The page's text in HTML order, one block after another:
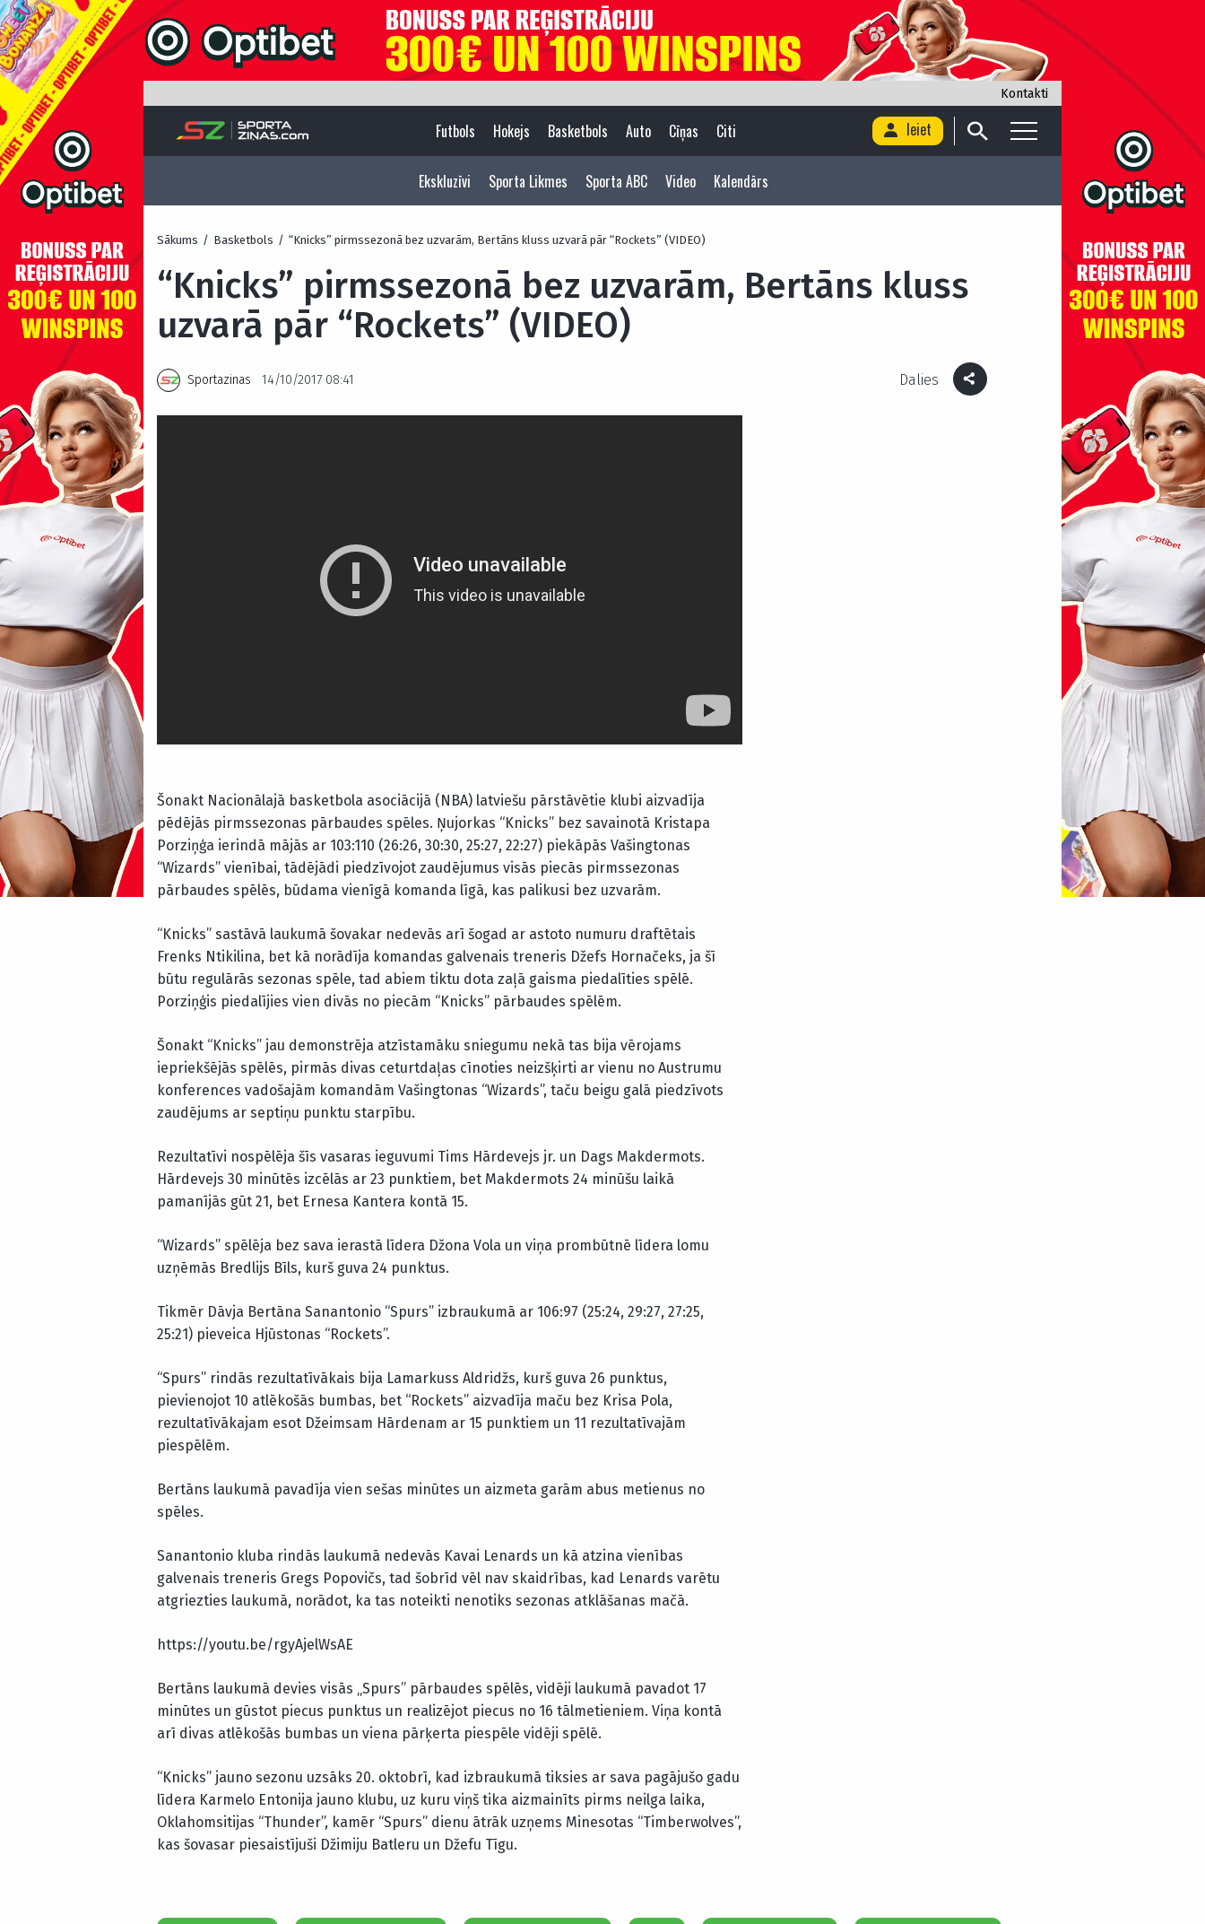
Kontakti
Futbols Hokejs Basketbols Auto Cīņas Citi Ieiet
Ekskluzīvi Sporta Likmes Sporta ABC Video Kalendārs
Sākums / Basketbols / “Knicks” pirmssezonā bez uzvarām, Bertāns kluss uzvarā pār “Rockets” (VIDEO)
“Knicks” pirmssezonā bez uzvarām, Bertāns kluss
uzvarā pār “Rockets” (VIDEO)
Sportazinas 14/10/2017 08:41 Dalies
Šonakt Nacionālajā basketbola asociācijā (NBA) latviešu pārstāvētie klubi aizvadīja
pēdējās pirmssezonas pārbaudes spēles. Ņujorkas “Knicks” bez savainotā Kristapa
Porziņģa ierindā mājās ar 103:110 (26:26, 30:30, 25:27, 22:27) piekāpās Vašingtonas
“Wizards” vienībai, tādējādi piedzīvojot zaudējumus visās piecās pirmssezonas
pārbaudes spēlēs, būdama vienīgā komanda līgā, kas palikusi bez uzvarām.
“Knicks” sastāvā laukumā šovakar nedevās arī šogad ar astoto numuru draftētais
Frenks Ntikilina, bet kā norādīja komandas galvenais treneris Džefs Hornačeks, ja šī
būtu regulārās sezonas spēle, tad abiem tiktu dota zaļā gaisma piedalīties spēlē.
Porziņģis piedalījies vien divās no piecām “Knicks” pārbaudes spēlēm.
Šonakt “Knicks” jau demonstrēja atzīstamāku sniegumu nekā tas bija vērojams
iepriekšējās spēlēs, pirmās divas ceturtdaļas cīnoties neizšķirti ar vienu no Austrumu
konferences vadošajām komandām Vašingtonas “Wizards”, taču beigu galā piedzīvots
zaudējums ar septiņu punktu starpību.
Rezultatīvi nospēlēja šīs vasaras ieguvumi Tims Hārdevejs jr. un Dags Makdermots.
Hārdevejs 30 minūtēs izcēlās ar 23 punktiem, bet Makdermots 24 minūšu laikā
pamanījās gūt 21, bet Ernesa Kantera kontā 15.
“Wizards” spēlēja bez sava ierastā līdera Džona Vola un viņa prombūtnē līdera lomu
uzņēmās Bredlijs Bīls, kurš guva 24 punktus.
Tikmēr Dāvja Bertāna Sanantonio “Spurs” izbraukumā ar 106:97 (25:24, 29:27, 27:25,
25:21) pieveica Hjūstonas “Rockets”.
“Spurs” rindās rezultatīvākais bija Lamarkuss Aldridžs, kurš guva 26 punktus,
pievienojot 10 atlēkošās bumbas, bet “Rockets” aizvadīja maču bez Krisa Pola,
rezultatīvākajam esot Džeimsam Hārdenam ar 15 punktiem un 11 rezultatīvajām
piespēlēm.
Bertāns laukumā pavadīja vien sešas minūtes un aizmeta garām abus metienus no
spēles.
Sanantonio kluba rindās laukumā nedevās Kavai Lenards un kā atzina vienības
galvenais treneris Gregs Popovičs, tad šobrīd vēl nav skaidrības, kad Lenards varētu
atgriezties laukumā, norādot, ka tas noteikti nenotiks sezonas atklāšanas mačā.
https://youtu.be/rgyAjelWsAE
Bertāns laukumā devies visās „Spurs” pārbaudes spēlēs, vidēji laukumā pavadot 17
minūtes un gūstot piecus punktus un realizējot piecus no 16 tālmetieniem. Viņa kontā
arī divas atlēkošās bumbas un viena pārķerta piespēle vidēji spēlē.
“Knicks” jauno sezonu uzsāks 20. oktobrī, kad izbraukumā tiksies ar sava pagājušo gadu
līdera Karmelo Entonija jauno klubu, uz kuru viņš tika aizmainīts pirms neilga laika,
Oklahomsitijas “Thunder”, kamēr “Spurs” dienu ātrāk uzņems Minesotas “Timberwolves”,
kas šovasar piesaistījuši Džimiju Batleru un Džefu Tīgu.